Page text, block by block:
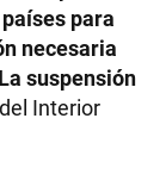
para
necesaria
suspensión
Interior